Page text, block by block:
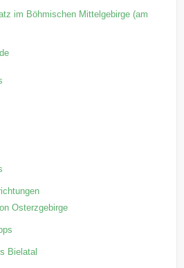
im Böhmischen Mittelgebirge (am
Osterzgebirge
Bielatal